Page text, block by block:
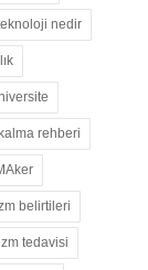
nedir
rehberi
belirtileri
tedavisi